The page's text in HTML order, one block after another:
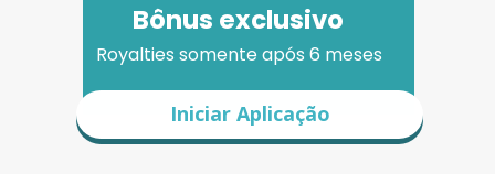
Iniciar Aplicação
Bônus exclusivo
Royalties somente após 6 meses